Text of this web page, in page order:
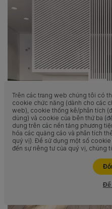
Trên các trang web chúng tôi có
cookie chức năng (dành cho các
web), cookie thống kê/phân tích
dùng) và cookie của bên thứ ba
dung trên các nền tảng phương
hóa các quảng cáo và phân tích
quý vị). Để sử dụng một số
đến sự riêng tư của quý vị, chúng
Để